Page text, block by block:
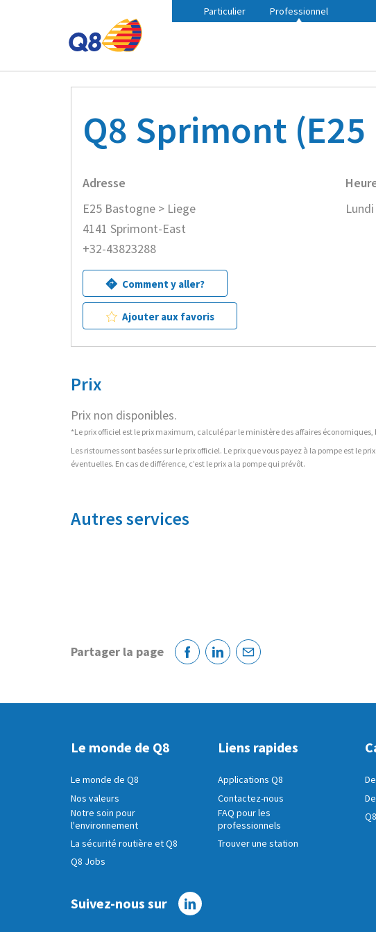
Particulier Professionnel
Q8 Sprimont
Adresse
E25 Bastogne > Liege
4141 Sprimont-East
+32-43823288
Comment y aller?
Ajouter aux favoris
Prix
Prix non disponibles.
*Le prix officiel est le prix maximum, calculé par le ministère des affaires
Les ristournes sont basées sur le prix officiel. Le prix que vous payez à la pompe est le
éventuelles. En cas de différence, c’est le prix a la pompe qui prévôt.
Autres services
Partager la page
FacebookLinkedinCourriel
Le monde de Q8
Le monde de Q8
Nos valeurs
Notre soin pour
l'environnement
La sécurité routière et Q8
Q8 Jobs
Liens rapides
Applications Q8
Contactez-nous
FAQ pour les
professionnels
Trouver une station
Suivez-nous sur
Linkedin